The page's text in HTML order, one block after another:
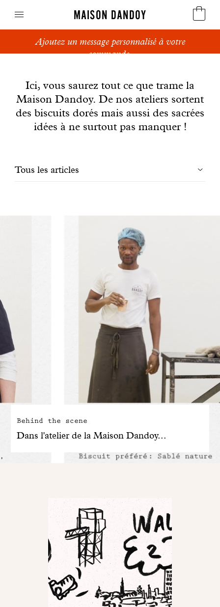
MAISON DANDOY
Speculoos
Pains sucrés
Gâteaux
Manifesto
Dandoy Family
Boutiques
Mon compte
E-Shop
Dandoy Family : des cadeaux, des exclusivités et
surtout des biscuits !
Ici, vous saurez tout ce que trame la
Maison Dandoy. De nos ateliers sortent
des biscuits dorés mais aussi des sacrées
idées à ne surtout pas manquer !
Filtrer
Tous les articles
Behind the scene
Dans l'atelier de la Maison Dandoy...